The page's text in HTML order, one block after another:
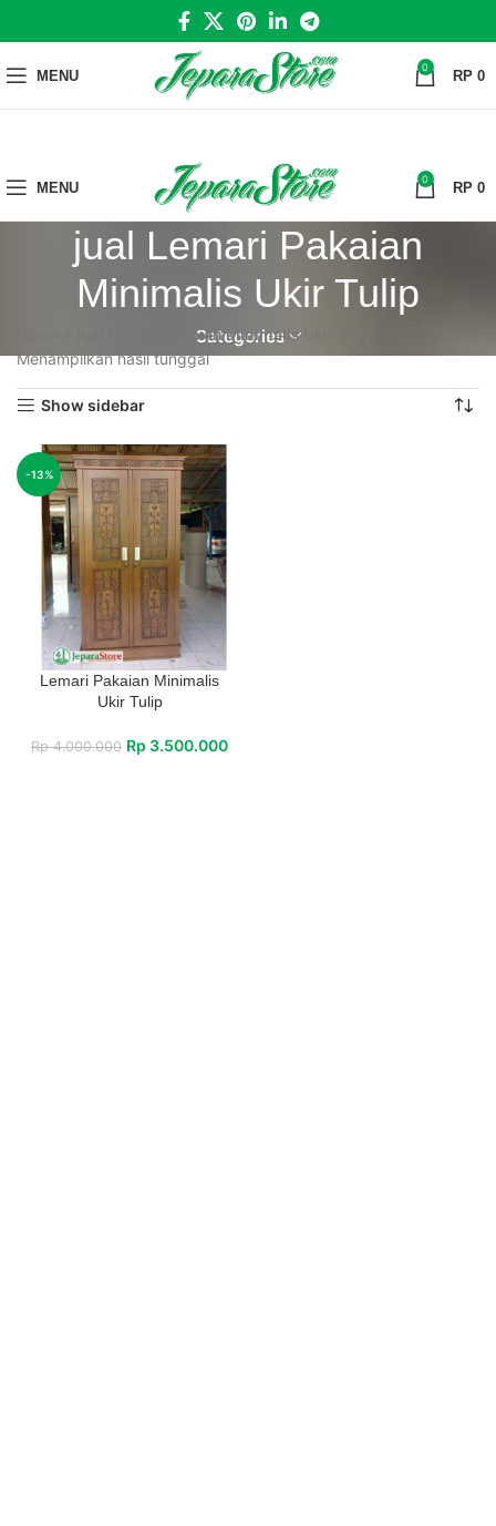
MENU 0 RP 0
MENU 0 RP 0
jual Lemari Pakaian
Minimalis Ukir Tulip
Categories
jual Lemari Pakaian Minimalis Ukir Tulip
Menampilkan hasil tunggal
Show sidebar
-13%
Lemari Pakaian Minimalis
Ukir Tulip
Rp4.000.000 Rp 3.500.000